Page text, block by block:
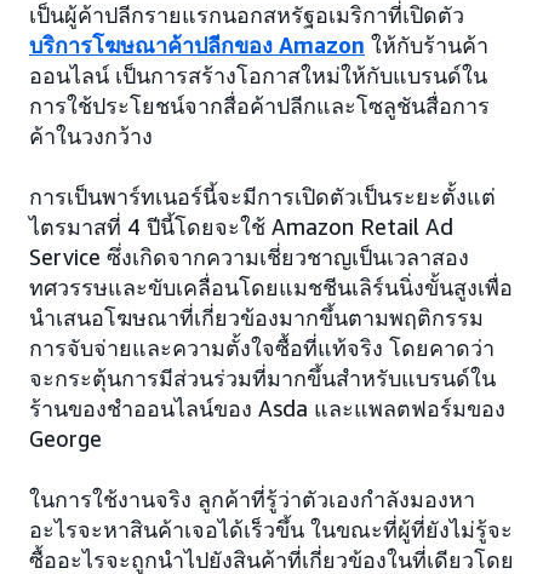
เป็นผู้ค้าปลีกรายแรกนอกสหรัฐอเมริกาที่เปิดตัว
บริการโฆษณาค้าปลีกของ Amazon ให้กับร้านค้า
ออนไลน์ เป็นการสร้างโอกาสใหม่ให้กับแบรนด์ใน
การใช้ประโยชน์จากสื่อค้าปลีกและโซลูชันสื่อการ
ค้าในวงกว้าง
การเป็นพาร์ทเนอร์นี้จะมีการเปิดตัวเป็นระยะตั้งแต่
ไตรมาสที่ 4 ปีนี้โดยจะใช้ Amazon Retail Ad
Service ซึ่งเกิดจากความเชี่ยวชาญเป็นเวลาสอง
ทศวรรษและขับเคลื่อนโดยแมชชีนเลิร์นนิ่งขั้นสูงเพื่อ
นำเสนอโฆษณาที่เกี่ยวข้องมากขึ้นตามพฤติกรรม
การจับจ่ายและความตั้งใจซื้อที่แท้จริง โดยคาดว่า
จะกระตุ้นการมีส่วนร่วมที่มากขึ้นสำหรับแบรนด์ใน
ร้านของชำออนไลน์ของ Asda และแพลตฟอร์มของ
George
ในการใช้งานจริง ลูกค้าที่รู้ว่าตัวเองกำลังมองหา
อะไรจะหาสินค้าเจอได้เร็วขึ้น ในขณะที่ผู้ที่ยังไม่รู้จะ
ซื้ออะไรจะถูกนำไปยังสินค้าที่เกี่ยวข้องในที่เดียวโดย